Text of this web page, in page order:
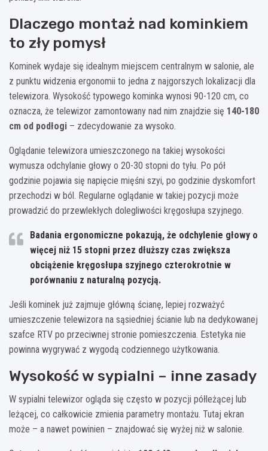
Dlaczego montaż nad kominkiem
to zły pomysł
Kominek wydaje się idealnym miejscem centralnym w salonie, ale
z punktu widzenia ergonomii to jedna z najgorszych lokalizacji dla
telewizora. Wysokość typowego kominka wynosi 90-120 cm, co
oznacza, że telewizor zamontowany nad nim znajdzie się 140-180
cm od podłogi – zdecydowanie za wysoko.
Oglądanie telewizora umieszczonego na takiej wysokości
wymusza odchylanie głowy o 20-30 stopni do tyłu. Po pół
godzinie pojawia się napięcie mięśni szyi, po godzinie dyskomfort
przechodzi w ból. Regularne oglądanie w takiej pozycji może
prowadzić do przewlekłych dolegliwości kręgosłupa szyjnego.
Badania ergonomiczne pokazują, że odchylenie głowy o
więcej niż 15 stopni przez dłuższy czas zwiększa
obciążenie kręgosłupa szyjnego czterokrotnie w
porównaniu z naturalną pozycją.
Jeśli kominek już zajmuje główną ścianę, lepiej rozważyć
umieszczenie telewizora na sąsiedniej ścianie lub na dedykowanej
szafce RTV po przeciwnej stronie pomieszczenia. Estetyka nie
powinna wygrywać z wygodą codziennego użytkowania.
Wysokość w sypialni – inne zasady
W sypialni telewizor ogląda się często w pozycji półleżącej lub
leżącej, co całkowicie zmienia parametry montażu. Tutaj ekran
może – a nawet powinien – znajdować się wyżej niż w salonie.